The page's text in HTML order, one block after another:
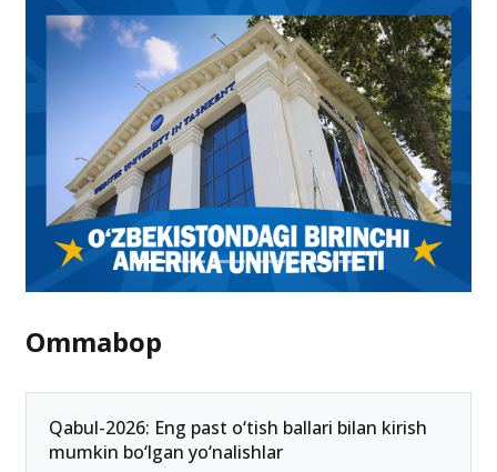
Ommabop
Qabul-2026: Eng past o‘tish ballari bilan kirish
mumkin bo‘lgan yo‘nalishlar